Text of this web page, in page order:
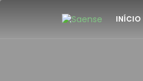
INÍCIO